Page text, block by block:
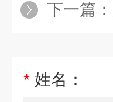
下一篇：
* 姓名：